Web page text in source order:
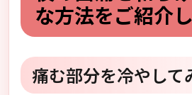
な方法をご紹介
痛む部分を冷やして